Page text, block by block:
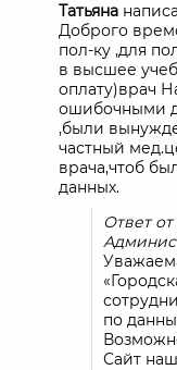
Татьяна
Доброго
пол-ку ,для
в высшее
оплату)врач
ошибочными
,были
частный
врача,чтоб
данных.
Ответ
по
Сайт